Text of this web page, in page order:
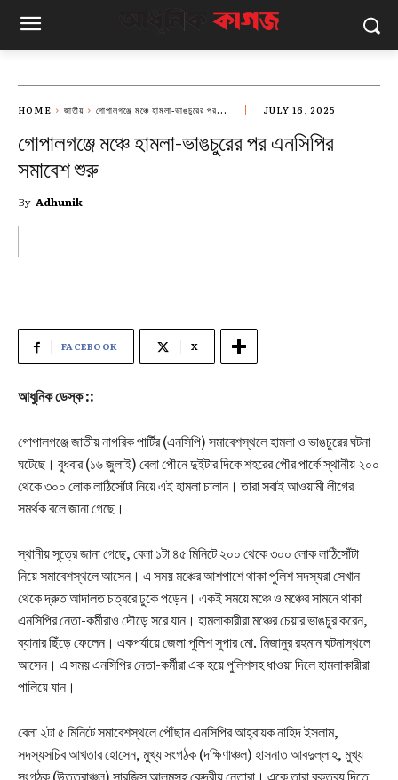
HOME জাতীয় গোপালগঞ্জে মঞ্চে হামলা-ভাঙচুরের পর... JULY 16, 2025
গোপালগঞ্জে মঞ্চে হামলা-ভাঙচুরের পর এনসিপির
সমাবেশ শুরু
By Adhunik
FACEBOOK X
আধুনিক ডেস্ক ::
গোপালগঞ্জে জাতীয় নাগরিক পার্টির (এনসিপি) সমাবেশস্থলে হামলা ও ভাঙচুরের ঘটনা
ঘটেছে। বুধবার (১৬ জুলাই) বেলা পৌনে দুইটার দিকে শহরের পৌর পার্কে স্থানীয় ২০০
থেকে ৩০০ লোক লাঠিসোঁটা নিয়ে এই হামলা চালান। তারা সবাই আওয়ামী লীগের
সমর্থক বলে জানা গেছে।
স্থানীয় সূত্রে জানা গেছে, বেলা ১টা ৪৫ মিনিটে ২০০ থেকে ৩০০ লোক লাঠিসোঁটা
নিয়ে সমাবেশস্থলে আসেন। এ সময় মঞ্চের আশপাশে থাকা পুলিশ সদস্যরা সেখান
থেকে দ্রুত আদালত চত্বরে ঢুকে পড়েন। একই সময়ে মঞ্চে ও মঞ্চের সামনে থাকা
এনসিপির নেতা-কর্মীরাও দৌড়ে সরে যান। হামলাকারীরা মঞ্চের চেয়ার ভাঙচুর করেন,
ব্যানার ছিঁড়ে ফেলেন। একপর্যায়ে জেলা পুলিশ সুপার মো. মিজানুর রহমান ঘটনাস্থলে
আসেন। এ সময় এনসিপির নেতা-কর্মীরা এক হয়ে পুলিশসহ ধাওয়া দিলে হামলাকারীরা
পালিয়ে যান।
বেলা ২টা ৫ মিনিটে সমাবেশস্থলে পৌঁছান এনসিপির আহ্বায়ক নাহিদ ইসলাম,
সদস্যসচিব আখতার হোসেন, মুখ্য সংগঠক (দক্ষিণাঞ্চল) হাসনাত আবদুল্লাহ, মুখ্য